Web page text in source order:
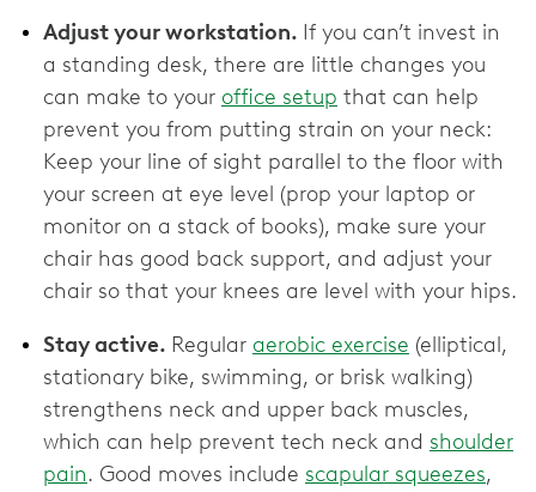
Adjust your workstation. If you can’t invest in
a standing desk, there are little changes you
can make to your office setup that can help
prevent you from putting strain on your neck:
Keep your line of sight parallel to the floor with
your screen at eye level (prop your laptop or
monitor on a stack of books), make sure your
chair has good back support, and adjust your
chair so that your knees are level with your hips.
Stay active. Regular aerobic exercise (elliptical,
stationary bike, swimming, or brisk walking)
strengthens neck and upper back muscles,
which can help prevent tech neck and shoulder
pain. Good moves include scapular squeezes,